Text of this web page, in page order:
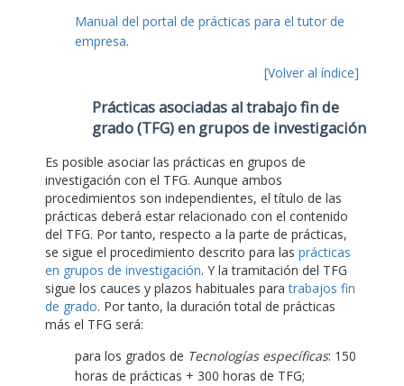
Manual del portal de prácticas para el tutor de
empresa.
[Volver al índice]
Prácticas asociadas al trabajo fin de
grado (TFG) en grupos de investigación
Es posible asociar las prácticas en grupos de
investigación con el TFG. Aunque ambos
procedimientos son independientes, el título de las
prácticas deberá estar relacionado con el contenido
del TFG. Por tanto, respecto a la parte de prácticas,
se sigue el procedimiento descrito para las prácticas
en grupos de investigación. Y la tramitación del TFG
sigue los cauces y plazos habituales paratrabajos fin
de grado. Por tanto, la duración total de prácticas
más el TFG será:
para los grados de Tecnologías específicas: 150
horas de prácticas + 300 horas de TFG;